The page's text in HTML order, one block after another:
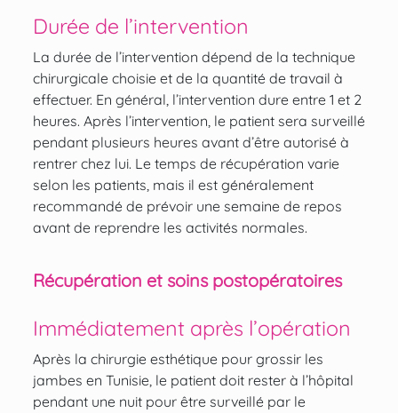
Durée de l’intervention
La durée de l’intervention dépend de la technique
chirurgicale choisie et de la quantité de travail à
effectuer. En général, l’intervention dure entre 1 et 2
heures. Après l’intervention, le patient sera surveillé
pendant plusieurs heures avant d’être autorisé à
rentrer chez lui. Le temps de récupération varie
selon les patients, mais il est généralement
recommandé de prévoir une semaine de repos
avant de reprendre les activités normales.
Récupération et soins postopératoires
Immédiatement après l’opération
Après la chirurgie esthétique pour grossir les
jambes en Tunisie, le patient doit rester à l’hôpital
pendant une nuit pour être surveillé par le